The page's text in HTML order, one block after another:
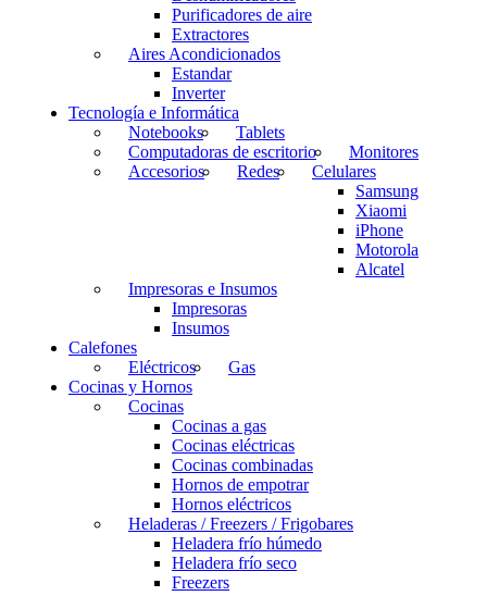
Purificadores de aire
Extractores
Aires Acondicionados
Estandar
Inverter
Tecnología e Informática
Notebooks
Tablets
Computadoras de escritorio
Monitores
Accesorios
Redes
Celulares
Samsung
Xiaomi
iPhone
Motorola
Alcatel
Impresoras e Insumos
Impresoras
Insumos
Calefones
Eléctricos
Gas
Cocinas y Hornos
Cocinas
Cocinas a gas
Cocinas eléctricas
Cocinas combinadas
Hornos de empotrar
Hornos eléctricos
Heladeras / Freezers / Frigobares
Heladera frío húmedo
Heladera frío seco
Freezers